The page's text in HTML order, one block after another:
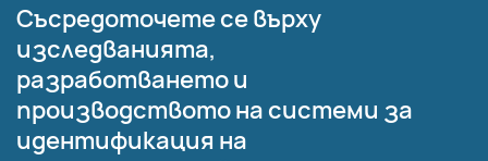
Съсредоточете се върху
изследванията,
разработването и
производството на системи за
идентификация на